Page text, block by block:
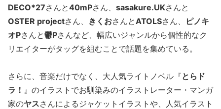
DECO*27さんと40mPさん、 sasakure.UKさんと
OSTER projectさん、 きくおさんとATOLSさん、
ピノキ
オPさんと鬱Pさんなど、幅広いジャンルから個性的なク
リエイターがタッグを組むことで話題を集めている。
さらに、音楽だけでなく、大人気ライトノベル『とらド
ラ！ 』のイラストでお馴染みのイラストレーター・マンガ
家のヤスさんによるジャケットイラストや、人気イラスト